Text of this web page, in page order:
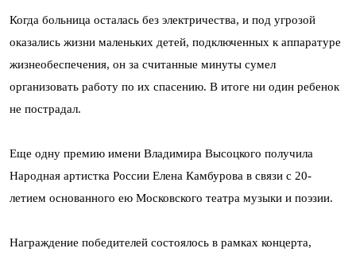
Когда больница осталась без электричества, и под угрозой
оказались жизни маленьких детей, подключенных к аппаратуре
жизнеобеспечения, он за считанные минуты сумел
организовать работу по их спасению. В итоге ни один ребенок
не пострадал.
Еще одну премию имени Владимира Высоцкого получила
Народная артистка России Елена Камбурова в связи с 20-
летием основанного ею Московского театра музыки и поэзии.
Награждение победителей состоялось в рамках концерта,